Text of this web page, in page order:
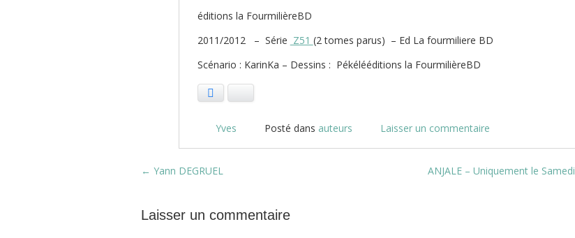
éditions la FourmilièreBD
2011/2012 – Série Z51 (2 tomes parus) – Ed La fourmiliere BD
Scénario : KarinKa – Dessins : Pékélééditions la FourmilièreBD
Yves Posté dans auteurs Laisser un commentaire
Post navigation
← Yann DEGRUEL ANJALE – Uniquement le Samedi
Laisser un commentaire